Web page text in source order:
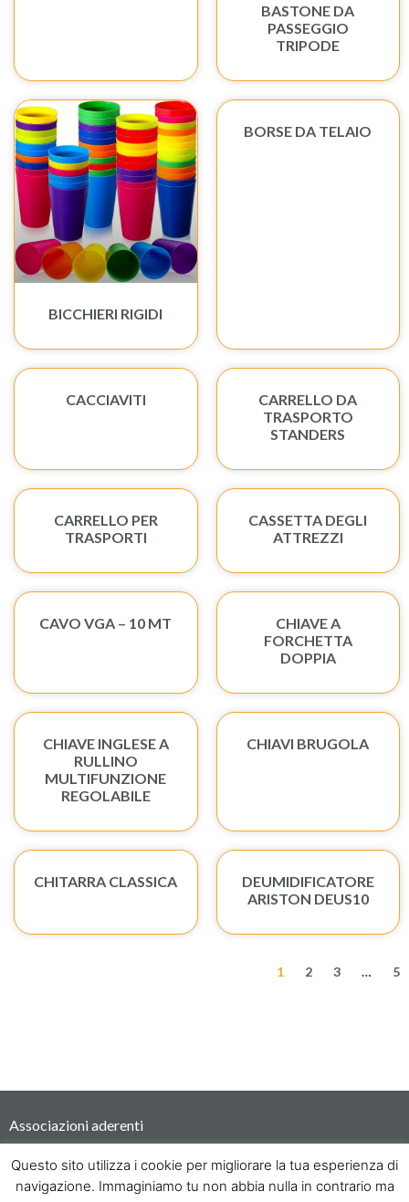
BASTONE DA
PASSEGGIO
TRIPODE
BICCHIERI RIGIDI
BORSE DA TELAIO
CACCIAVITI
CARRELLO DA
TRASPORTO
STANDERS
CARRELLO PER
TRASPORTI
CASSETTA DEGLI
ATTREZZI
CAVO VGA – 10 MT
CHIAVE A
FORCHETTA
DOPPIA
CHIAVE INGLESE A
RULLINO
MULTIFUNZIONE
REGOLABILE
CHIAVI BRUGOLA
CHITARRA CLASSICA
DEUMIDIFICATORE
ARISTON DEUS10
1 2 3 … 5
Associazioni aderenti
Progetto sostenuto con i fondi Otto per Mille della Chiesa Valdese
project number: OPM/2022/35436
Questo sito utilizza i cookie per migliorare la tua esperienza di
navigazione. Immaginiamo tu non abbia nulla in contrario ma